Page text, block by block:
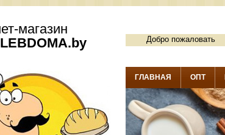
магазин
.by Добро пожаловать
ГЛАВНАЯ ОПТ